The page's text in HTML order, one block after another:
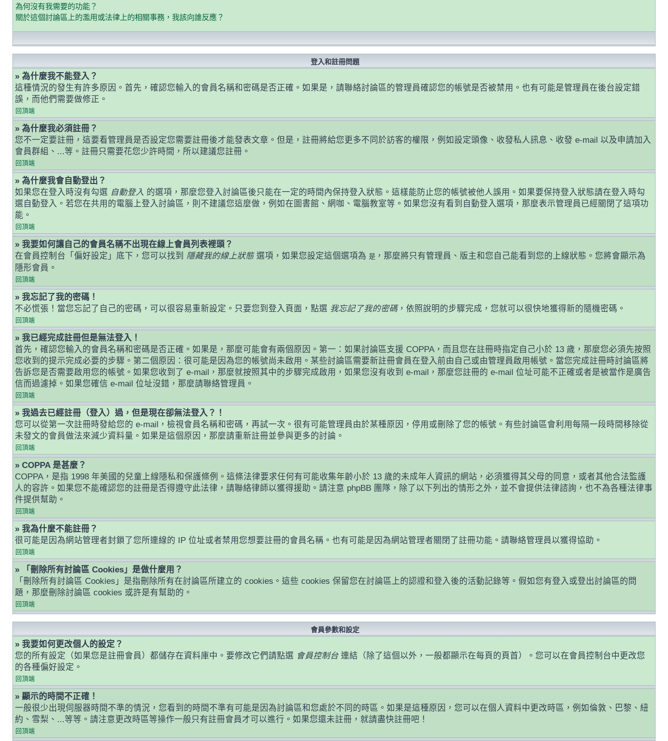
為何沒有我需要的功能？
關於這個討論區上的濫用或法律上的相關事務，我該向誰反應？
登入和註冊問題
» 為什麼我不能登入？
這種情況的發生有許多原因。首先，確認您輸入的會員名稱和密碼是否正確。如果是，請聯絡討論區的管理員確認您的帳號是否被禁用。也有可能是管理員在後台設定錯
誤，而他們需要做修正。
回頂端
» 為什麼我必須註冊？
您不一定要註冊，這要看管理員是否設定您需要註冊後才能發表文章。但是，註冊將給您更多不同於訪客的權限，例如設定頭像、收發私人訊息、收發 e-mail 以及申請加入
會員群組、...等。註冊只需要花您少許時間，所以建議您註冊。
回頂端
» 為什麼我會自動登出？
如果您在登入時沒有勾選 自動登入 的選項，那麼您登入討論區後只能在一定的時間內保持登入狀態。這樣能防止您的帳號被他人誤用。如果要保持登入狀態請在登入時勾
選自動登入。若您在共用的電腦上登入討論區，則不建議您這麼做，例如在圖書館、網咖、電腦教室等。如果您沒有看到自動登入選項，那麼表示管理員已經關閉了這項功
能。
回頂端
» 我要如何讓自己的會員名稱不出現在線上會員列表裡頭？
在會員控制台「偏好設定」底下，您可以找到 隱藏我的線上狀態選項，如果您設定這個選項為 是 ，那麼將只有管理員、版主和您自己能看到您的上線狀態。您將會顯示為
隱形會員。
回頂端
» 我忘記了我的密碼！
不必慌張！當您忘記了自己的密碼，可以很容易重新設定。只要您到登入頁面，點選 我忘記了我的密碼，依照說明的步驟完成，您就可以很快地獲得新的隨機密碼。
回頂端
» 我已經完成註冊但是無法登入！
首先，確認您輸入的會員名稱和密碼是否正確。如果是，那麼可能會有兩個原因。第一：如果討論區支援 COPPA，而且您在註冊時指定自己小於 13 歲，那麼您必須先按照
您收到的提示完成必要的步驟。第二個原因：很可能是因為您的帳號尚未啟用。某些討論區需要新註冊會員在登入前由自己或由管理員啟用帳號。當您完成註冊時討論區將
告訴您是否需要啟用您的帳號。如果您收到了 e-mail，那麼就按照其中的步驟完成啟用，如果您沒有收到 e-mail，那麼您註冊的 e-mail 位址可能不正確或者是被當作是廣告
信而過濾掉。如果您確信 e-mail 位址沒錯，那麼請聯絡管理員。
回頂端
» 我過去已經註冊（登入）過，但是現在卻無法登入？！
您可以從第一次註冊時發給您的 e-mail，檢視會員名稱和密碼，再試一次。很有可能管理員由於某種原因，停用或刪除了您的帳號。有些討論區會利用每隔一段時間移除從
未發文的會員做法來減少資料量。如果是這個原因，那麼請重新註冊並參與更多的討論。
回頂端
» COPPA 是甚麼？
COPPA，是指 1998 年美國的兒童上線隱私和保護條例。這條法律要求任何有可能收集年齡小於 13 歲的未成年人資訊的網站，必須獲得其父母的同意，或者其他合法監護
人的容許。如果您不能確認您的註冊是否得遵守此法律，請聯絡律師以獲得援助。請注意 phpBB 團隊，除了以下列出的情形之外，並不會提供法律諮詢，也不為各種法律事
件提供幫助。
回頂端
» 我為什麼不能註冊？
很可能是因為網站管理者封鎖了您所連線的 IP 位址或者禁用您想要註冊的會員名稱。也有可能是因為網站管理者關閉了註冊功能。請聯絡管理員以獲得協助。
回頂端
» 「刪除所有討論區 Cookies」是做什麼用？
「刪除所有討論區 Cookies」是指刪除所有在討論區所建立的 cookies。這些 cookies 保留您在討論區上的認證和登入後的活動記錄等。假如您有登入或登出討論區的問
題，那麼刪除討論區 cookies 或許是有幫助的。
回頂端
會員參數和設定
» 我要如何更改個人的設定？
您的所有設定（如果您是註冊會員）都儲存在資料庫中。要修改它們請點選 會員控制台 連結（除了這個以外，一般都顯示在每頁的頁首）。您可以在會員控制台中更改您
的各種偏好設定。
回頂端
» 顯示的時間不正確！
一般很少出現伺服器時間不準的情況，您看到的時間不準有可能是因為討論區和您處於不同的時區。如果是這種原因，您可以在個人資料中更改時區，例如倫敦、巴黎、紐
約、雪梨、...等等。請注意更改時區等操作一般只有註冊會員才可以進行。如果您還未註冊，就請盡快註冊吧！
回頂端